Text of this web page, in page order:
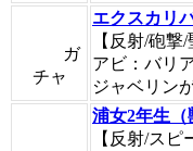
ガ
チャ
エクスカリ
【反射/砲撃/
アビ：バリ
ジャベリン
浦女2年生（
【反射/スピ